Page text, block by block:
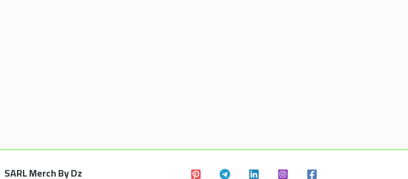
SARL Merch By Dz